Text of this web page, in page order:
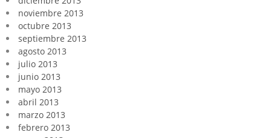
noviembre 2013
octubre 2013
septiembre 2013
agosto 2013
julio 2013
junio 2013
mayo 2013
abril 2013
marzo 2013
febrero 2013